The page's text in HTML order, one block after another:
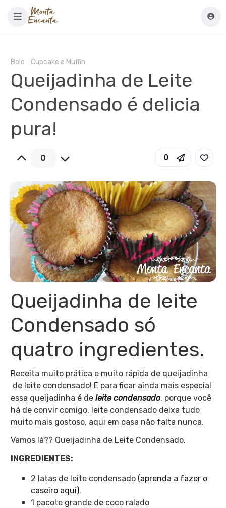
Bolo Cupcake e Muffin
Queijadinha de Leite
Condensado é delicia
pura!
0 0
Queijadinha de leite
Condensado só
quatro ingredientes.
Receita muito prática e muito rápida de queijadinha
de leite condensado! E para ficar ainda mais especial
essa queijadinha é de leite condensado, porque você
há de convir comigo, leite condensado deixa tudo
muito mais gostoso, aqui em casa não falta nunca.
Vamos lá?? Queijadinha de Leite Condensado.
INGREDIENTES:
2 latas de leite condensado (aprenda a fazer o
caseiro aqui).
1 pacote grande de coco ralado